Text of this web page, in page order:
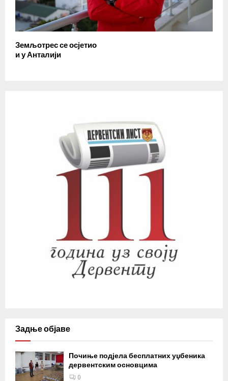
Земљотрес се осјетио
и у Анталији
Задње објаве
Почиње подјела бесплатних уџбеника
дервентским основцима
0